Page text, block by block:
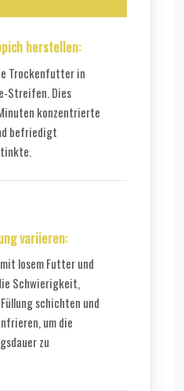
herstellen:
Trockenfutter in
Streifen. Dies
konzentrierte
befriedigt
variieren:
losem Futter und
Schwierigkeit,
schichten und
um die
zu